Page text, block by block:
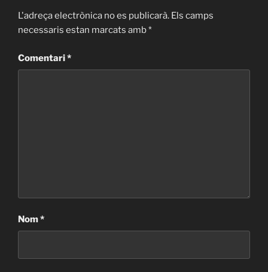
L'adreça electrònica no es publicarà. Els camps
necessaris estan marcats amb*
Comentari*
Nom*